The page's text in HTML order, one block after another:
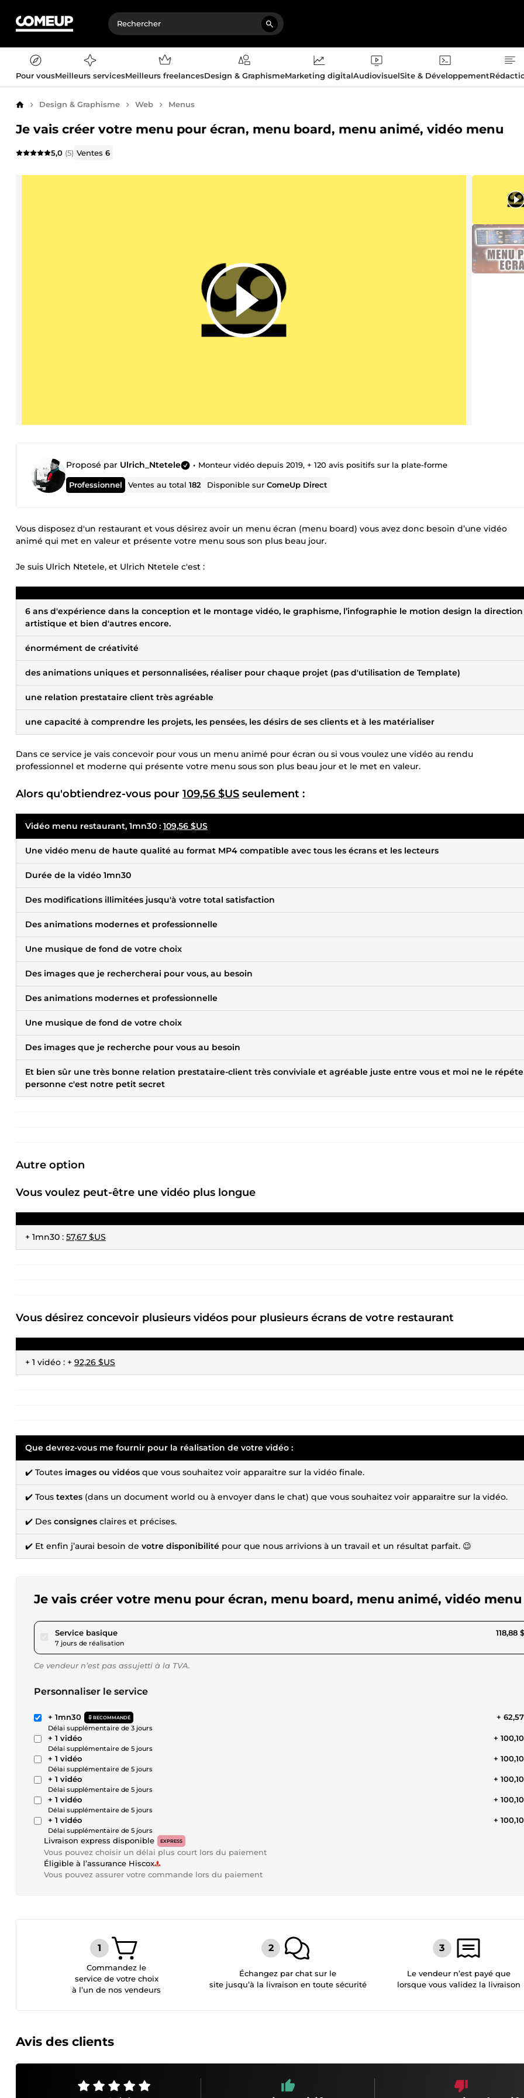
Pour vousMeilleurs servicesMeilleurs freelancesDesign & GraphismeMarketing digitalAudiovisuelSite & Développement
AccueilDesign & Graphisme Web Menus
Je vais créer votre menu pour écran, menu board, menu animé, vidéo menu
5,0 (5) Ventes6
Proposé par Ulrich_Ntetele • Monteur vidéo depuis 2019, + 120 avis positifs sur la plate-forme
Professionnel Ventes au total182 Disponible surComeUp Direct
Vous disposez d'un restaurant et vous désirez avoir un menu écran (menu board) vous avez donc besoin d’une vidéo
animé qui met en valeur et présente votre menu sous son plus beau jour.
Je suis Ulrich Ntetele, et Ulrich Ntetele c'est :
6 ans d'expérience dans la conception et le montage vidéo, le graphisme, l’infographie le motion design la direction
artistique et bien d'autres encore.
énormément de créativité
des animations uniques et personnalisées, réaliser pour chaque projet (pas d'utilisation de Template)
une relation prestataire client très agréable
une capacité à comprendre les projets, les pensées, les désirs de ses clients et à les matérialiser
Dans ce service je vais concevoir pour vous un menu animé pour écran ou si vous voulez une vidéo au rendu
professionnel et moderne qui présente votre menu sous son plus beau jour et le met en valeur.
Alors qu'obtiendrez-vous pour 109,56 $US seulement :
Vidéo menu restaurant, 1mn30 : 109,56 $US
Une vidéo menu de haute qualité au format MP4 compatible avec tous les écrans et les lecteurs
Durée de la vidéo 1mn30
Des modifications illimitées jusqu'à votre total satisfaction
Des animations modernes et professionnelle
Une musique de fond de votre choix
Des images que je rechercherai pour vous, au besoin
Des animations modernes et professionnelle
Une musique de fond de votre choix
Des images que je recherche pour vous au besoin
Et bien sûr une très bonne relation prestataire-client très conviviale et agréable juste entre vous et moi ne le
personne c'est notre petit secret
Autre option
Vous voulez peut-être une vidéo plus longue
+ 1mn30 : 57,67 $US
Vous désirez concevoir plusieurs vidéos pour plusieurs écrans de votre restaurant
+ 1 vidéo : + 92,26 $US
Que devrez-vous me fournir pour la réalisation de votre vidéo :
✔️ Toutes images ou vidéos que vous souhaitez voir apparaitre sur la vidéo finale.
✔️ Tous textes (dans un document world ou à envoyer dans le chat) que vous souhaitez voir apparaitre sur la vidéo.
✔️ Des consignes claires et précises.
✔️ Et enfin j’aurai besoin de votre disponibilité pour que nous arrivions à un travail et un résultat parfait. 😉
Je vais créer votre menu pour écran, menu board, menu animé, vidéo menu
Service basiquepour 109,56 $US
7 jours de réalisation
118,88
Ce vendeur n’est pas assujetti à la TVA.
Personnaliser le service
+ 1mn30 RECOMMANDÉ
Délai supplémentaire de 3 jours
+
+ 1 vidéo
Délai supplémentaire de 5 jours
+
+ 1 vidéo
Délai supplémentaire de 5 jours
+
+ 1 vidéo
Délai supplémentaire de 5 jours
+
+ 1 vidéo
Délai supplémentaire de 5 jours
+
+ 1 vidéo
Délai supplémentaire de 5 jours
+
Livraison express disponible EXPRESS
Vous pouvez choisir un délai plus court lors du paiement
Éligible à l’assurance Hiscox
Vous pouvez assurer votre commande lors du paiement
Commandez le
service de votre choix
à l’un de nos vendeurs
Échangez par chat sur le
site jusqu’à la livraison en toute sécurité
Le vendeur n’est payé que
lorsque vous validez la livraison
Avis des clients